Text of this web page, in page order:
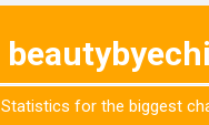
Statistics for the biggest